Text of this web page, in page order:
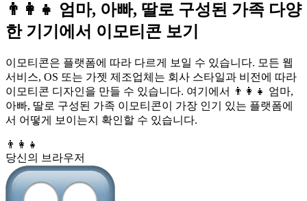
👨‍👩‍👧 엄마, 아빠, 딸로 구성된 가족 다양
한 기기에서 이모티콘 보기
이모티콘은 플랫폼에 따라 다르게 보일 수 있습니다. 모든 웹
서비스, OS 또는 가젯 제조업체는 회사 스타일과 비전에 따라
이모티콘 디자인을 만들 수 있습니다. 여기에서 👨‍👩‍👧 엄마,
아빠, 딸로 구성된 가족 이모티콘이 가장 인기 있는 플랫폼에
서 어떻게 보이는지 확인할 수 있습니다.
👨‍👩‍👧
당신의 브라우저